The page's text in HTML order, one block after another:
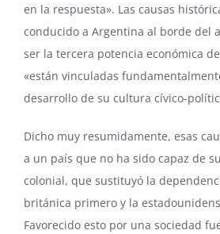
en la respuesta». Las causas
conducido a Argentina al borde del
ser la tercera potencia económica
«están vinculadas
desarrollo de su cultura cívico-
Dicho muy resumidamente, esas
a un país que no ha sido capaz de
colonial, que sustituyó la
británica primero y la
Favorecido esto por una sociedad